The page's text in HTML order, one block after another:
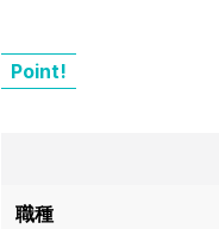
Point!
職種